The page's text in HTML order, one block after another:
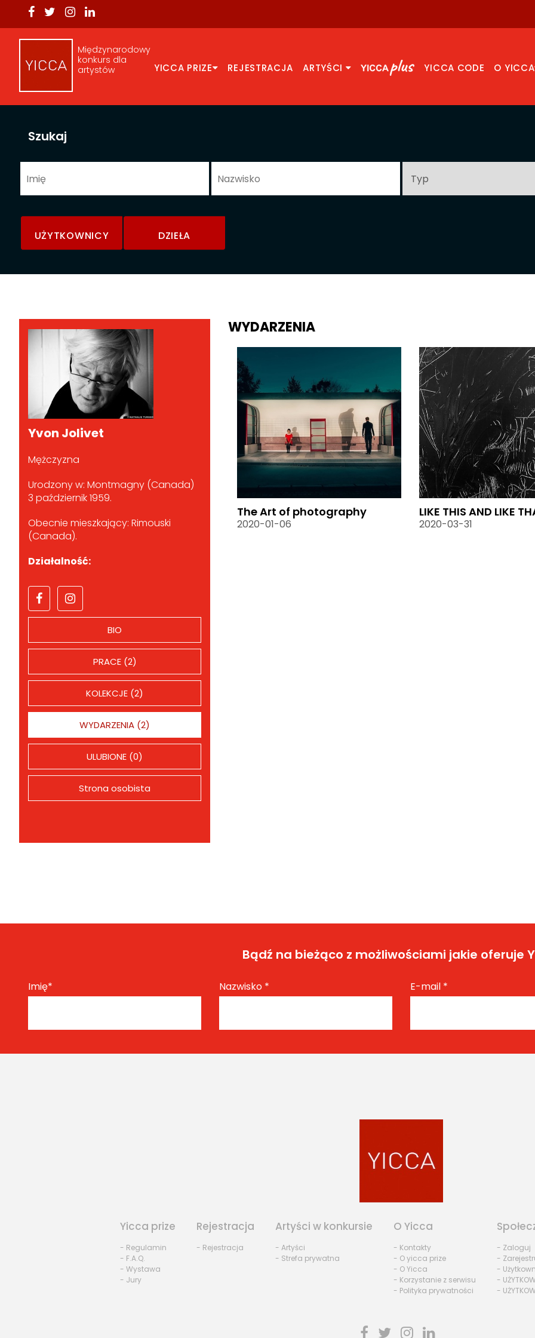
Międzynarodowy
konkurs dla
artystów
YICCA PRIZE REJESTRACJA ARTYŚCI YICCA CODE O YICCA
Szukaj
UŻYTKOWNICY DZIEŁA
Yvon Jolivet
Mężczyzna
Urodzony w: Montmagny (Canada)
3 październik 1959.
Obecnie mieszkający: Rimouski
(Canada).
Działalność:
BIO
PRACE (2)
KOLEKCJE (2)
WYDARZENIA (2)
ULUBIONE (0)
Strona osobista
WYDARZENIA
The Art of photography
2020-01-06
LIKE THIS AND LIKE
2020-03-31
Bądź na bieżąco z możliwościami jakie oferuje
Imię* Nazwisko * E-mail *
Yicca prize
- Regulamin
- F.A.Q.
- Wystawa
- Jury
Rejestracja
- Rejestracja
Artyści w konkursie
- Artyści
- Strefa prywatna
O Yicca
- Kontakty
- O yicca prize
- O Yicca
- Korzystanie z serwisu
- Polityka prywatności
- Zaloguj
-
-
-
-